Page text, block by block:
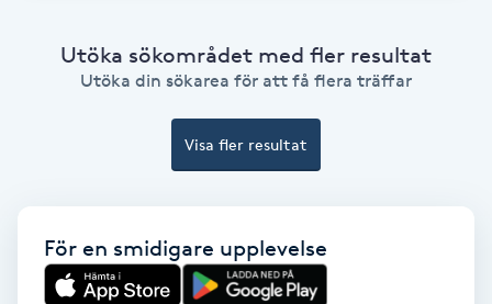
Skäggklippning
Sockring
Utöka sökområdet med fler resultat
Utöka din sökarea för att få flera träffar
Visa fler resultat
För en smidigare upplevelse